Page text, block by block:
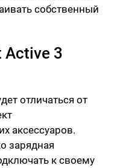
собственный
Active 3
отличаться от
аксессуаров.
зарядная
к своему